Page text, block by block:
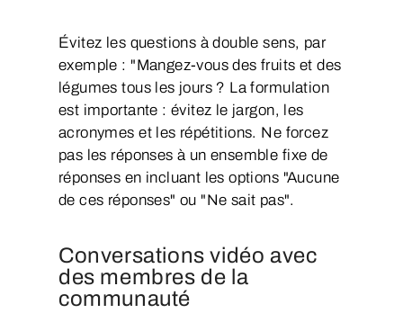
Évitez les questions à double sens, par
exemple : "Mangez-vous des fruits et des
légumes tous les jours ? La formulation
est importante : évitez le jargon, les
acronymes et les répétitions. Ne forcez
pas les réponses à un ensemble fixe de
réponses en incluant les options "Aucune
de ces réponses" ou "Ne sait pas".
Conversations vidéo avec
des membres de la
communauté